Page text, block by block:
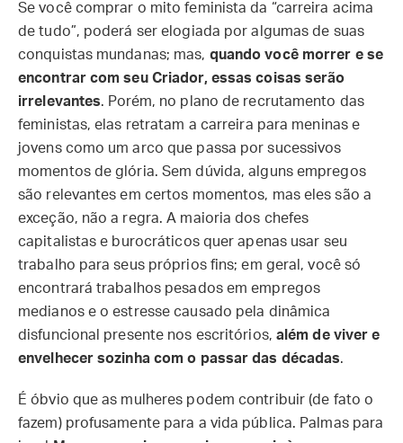
Se você comprar o mito feminista da “carreira acima
de tudo”, poderá ser elogiada por algumas de suas
conquistas mundanas; mas, quando você morrer e se
encontrar com seu Criador, essas coisas serão
irrelevantes. Porém, no plano de recrutamento das
feministas, elas retratam a carreira para meninas e
jovens como um arco que passa por sucessivos
momentos de glória. Sem dúvida, alguns empregos
são relevantes em certos momentos, mas eles são a
exceção, não a regra. A maioria dos chefes
capitalistas e burocráticos quer apenas usar seu
trabalho para seus próprios fins; em geral, você só
encontrará trabalhos pesados em empregos
medianos e o estresse causado pela dinâmica
disfuncional presente nos escritórios, além de viver e
envelhecer sozinha com o passar das décadas.
É óbvio que as mulheres podem contribuir (de fato o
fazem) profusamente para a vida pública. Palmas para